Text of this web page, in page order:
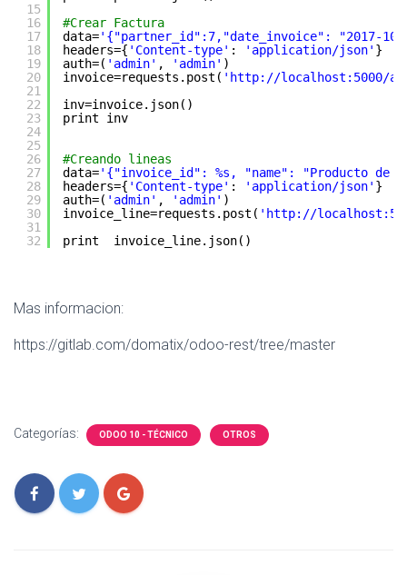
15
16
17
18
19
20
21
22
23
24
25
26
27
28
29
30
31
32
#Crear Factura
data='{"partner_id":7,"date_invoice": "2017-
headers={ 'Content-type' : 'application/json' }
auth=( 'admin' , 'admin' )
invoice=requests.post( 'http://localhost:5000/
inv=invoice.json()
print inv
#Creando lineas
data='{"invoice_id": %s, "name": "Producto
headers={ 'Content-type' : 'application/json' }
auth=( 'admin' , 'admin' )
invoice_line=requests.post( 'http://
print  invoice_line.json()
Mas informacion:
https://gitlab.com/domatix/odoo-rest/tree/master
Categorías: ODOO 10 - TÉCNICO OTROS